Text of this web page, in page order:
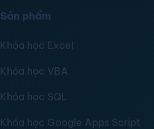
Sản phẩm
Khóa học Excel
Khóa học VBA
Khóa học SQL
Khóa học Google Apps Script